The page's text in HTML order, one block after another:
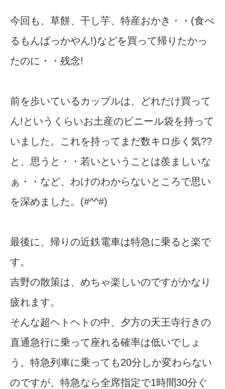
今回も、草餅、干し芋、特産おかき・・(食べ
るもんばっかやん!)などを買って帰りたかっ
たのに・・残念!
前を歩いているカップルは、どれだけ買って
ん!というくらいお土産のビニール袋を持って
いました。これを持ってまだ数キロ歩く気??
と、思うと・・若いということは羨ましいな
ぁ・・など、わけのわからないところで思い
を深めました。(#^^#)
最後に、帰りの近鉄電車は特急に乗ると楽で
す。
吉野の散策は、めちゃ楽しいのですがかなり
疲れます。
そんな超ヘトヘトの中、夕方の天王寺行きの
直通急行に乗って座れる確率は低いでしょ
う。特急列車に乗っても20分しか変わらない
のですが、特急なら全席指定で1時間30分ぐ